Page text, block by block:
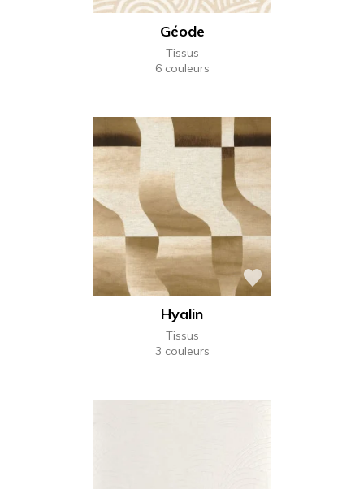
Géode
Tissus
6 couleurs
Hyalin
Tissus
3 couleurs